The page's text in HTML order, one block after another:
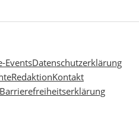
EventsDatenschutzerklärung
RedaktionKontakt
Barrierefreiheitserklärung